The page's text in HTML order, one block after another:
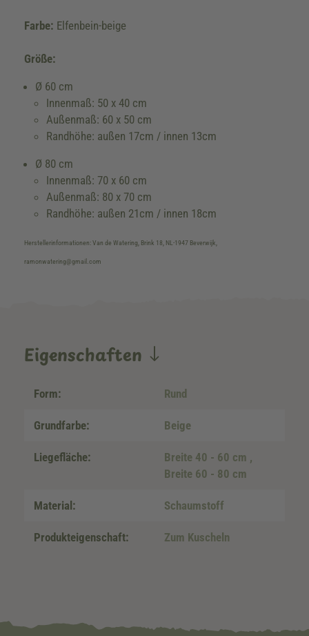
Farbe: Elfenbein-beige
Größe:
Ø 60 cm
Innenmaß: 50 x 40 cm
Außenmaß: 60 x 50 cm
Randhöhe: außen 17cm / innen 13cm
Ø 80 cm
Innenmaß: 70 x 60 cm
Außenmaß: 80 x 70 cm
Randhöhe: außen 21cm / innen 18cm
Herstellerinformationen: Van de Watering, Brink 18, NL-1947 Beverwijk,
ramonwatering@gmail.com
Eigenschaften
Form: Rund
Grundfarbe: Beige
Liegefläche: Breite 40 - 60 cm ,
Breite 60 - 80 cm
Material: Schaumstoff
Produkteigenschaft: Zum Kuscheln